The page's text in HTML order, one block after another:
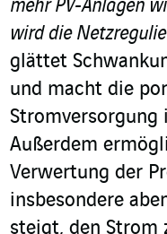
mehr PV-Anlagen
wird die
glättet
und macht die
Stromversorgung
Außerdem
Verwertung der
insbesondere
steigt, den Strom